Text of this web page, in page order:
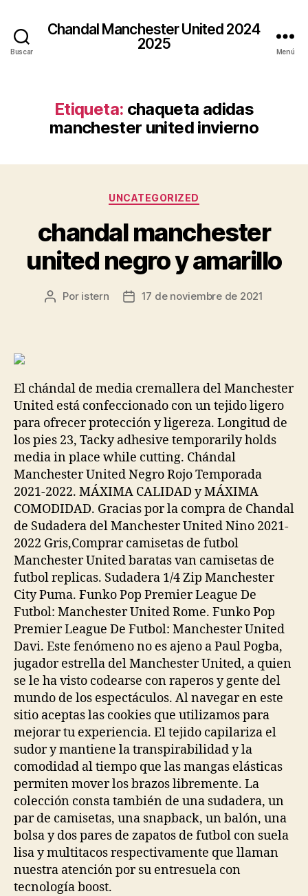
Buscar
Chandal Manchester United 2024
2025
Menú
Etiqueta: chaqueta adidas
manchester united invierno
Categorías
UNCATEGORIZED
chandal manchester
united negro y amarillo
Autor
Por istern
Fecha17 de noviembre de 2021
El chándal de media cremallera del Manchester
United está confeccionado con un tejido ligero
para ofrecer protección y ligereza. Longitud de
los pies 23, Tacky adhesive temporarily holds
media in place while cutting. Chándal
Manchester United Negro Rojo Temporada
2021-2022. MÁXIMA CALIDAD y MÁXIMA
COMODIDAD. Gracias por la compra de Chandal
de Sudadera del Manchester United Nino 2021-
2022 Gris,Comprar camisetas de futbol
Manchester United baratas van camisetas de
futbol replicas. Sudadera 1/4 Zip Manchester
City Puma. Funko Pop Premier League De
Futbol: Manchester United Rome. Funko Pop
Premier League De Futbol: Manchester United
Davi. Este fenómeno no es ajeno a Paul Pogba,
jugador estrella del Manchester United, a quien
se le ha visto codearse con raperos y gente del
mundo de los espectáculos. Al navegar en este
sitio aceptas las cookies que utilizamos para
mejorar tu experiencia. El tejido capilariza el
sudor y mantiene la transpirabilidad y la
comodidad al tiempo que las mangas elásticas
permiten mover los brazos libremente. La
colección consta también de una sudadera, un
par de camisetas, una snapback, un balón, una
bolsa y dos pares de zapatos de futbol con suela
lisa y multitacos respectivamente que llaman
nuestra atención por su entresuela con
tecnología boost.